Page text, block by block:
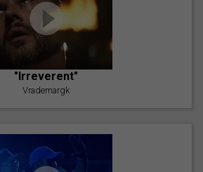
"Irreverent"
Vrademargk